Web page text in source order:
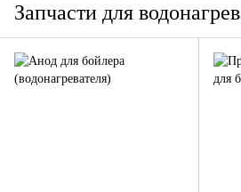
Запчасти для